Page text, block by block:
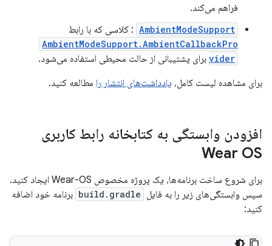
فراهم می‌کند.
AmbientModeSupport : کلاسی که با رابط
AmbientModeSupport.AmbientCallbackPro
vider برای پشتیبانی از حالت محیطی استفاده می‌شود.
برای مشاهده لیست کامل، یادداشت‌های انتشار را مطالعه کنید.
افزودن وابستگی به کتابخانه رابط کاربری
Wear OS
برای شروع ساخت برنامه‌ها، یک پروژه مخصوص Wear-OS ایجاد کنید.
سپس وابستگی‌های زیر را به فایل build.gradle برنامه خود اضافه
کنید: